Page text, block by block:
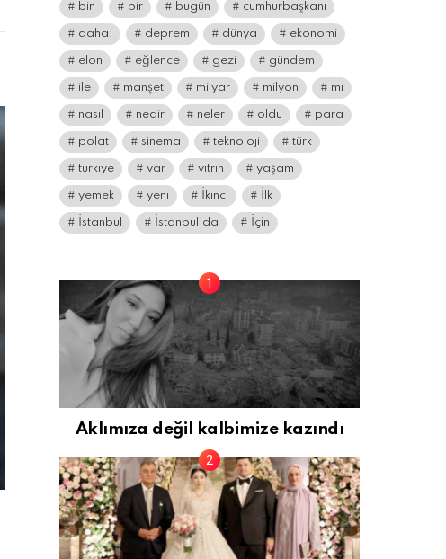
bin bir bugün cumhurbaşkanı
daha: deprem dünya ekonomi
elon eğlence gezi gündem
ile manşet milyar milyon mı
nasıl nedir neler oldu para
polat sinema teknoloji türk
türkiye var vitrin yaşam
yemek yeni İkinci İlk
İstanbul İstanbul’da İçin
Aklımıza değil kalbimize kazındı